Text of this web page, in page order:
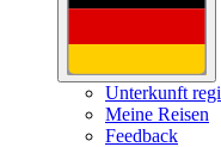
Unterkunft
Meine Reisen
Feedback